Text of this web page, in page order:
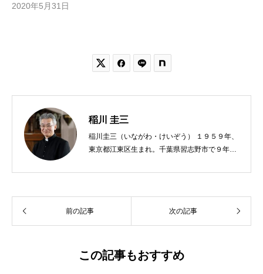
2020年5月31日
 
稲川 圭三
稲川圭三（いながわ・けいぞう） １９５９年、
東京都江東区生まれ。千葉県習志野市で９年
ック司祭に叙階。西千葉教会助任、青梅・あき
贈りもの』『神様のみこころ』『３６５日全部
が神さまの日』『イエスさまといつもいっし
さまが共にいてくださる神秘』『神さまのまな
前の記事 次の記事
この記事もおすすめ